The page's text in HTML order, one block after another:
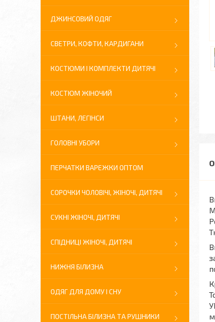
ДЖИНСОВИЙ ОДЯГ
СВЕТРИ, КОФТИ, КАРДИГАНИ
КОСТЮМИ І КОМПЛЕКТИ ДИТЯЧІ
КОСТЮМ ЖІНОЧИЙ
ШТАНИ, ЛЕГІНСИ
ГОЛОВНІ УБОРИ
ПЕРЧАТКИ ВАРЕЖКИ ОПТОМ
СОРОЧКИ ЧОЛОВІЧІ, ЖІНОЧІ, ДИТЯЧІ
СУКНІ ЖІНОЧІ, ДИТЯЧІ
СПІДНИЦІ ЖІНОЧІ, ДИТЯЧІ
НИЖНЯ БІЛИЗНА
ОДЯГ ДЛЯ ДОМУ І СНУ
ПОСТІЛЬНА БІЛИЗНА ТА РУШНИКИ